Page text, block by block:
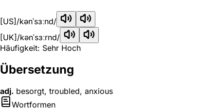
[US] /kənˈsɜːnd/
[UK] /kənˈsɜːrnd/
Häufigkeit: Sehr Hoch
Übersetzung
adj. besorgt, troubled, anxious
Wortformen